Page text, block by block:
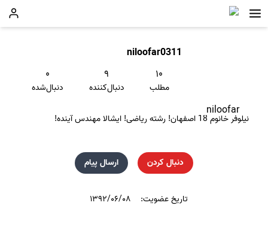
niloofar0311
۱۰
مطلب
۹
دنبال‌کننده
۰
دنبال‌شده
niloofar
نیلوفر خانوم 18 اصفهان! رشته ریاضی! ایشالا مهندس آینده!
دنبال کردن ارسال پیام
تاریخ عضویت: ۱۳۹۲/۰۶/۰۸